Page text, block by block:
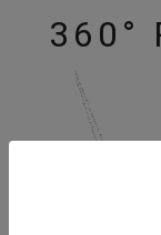
360°